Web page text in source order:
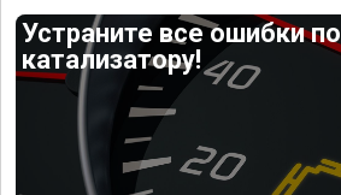
Устраните все ошибки по
катализатору!